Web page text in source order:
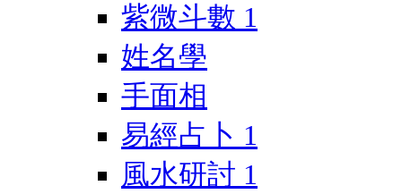
紫微斗數 1
姓名學
手面相
易經占卜 1
風水研討 1